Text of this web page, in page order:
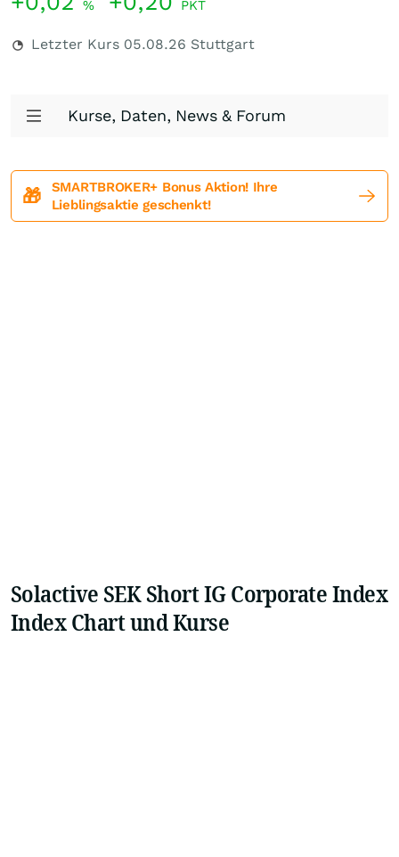
% PKT
Letzter Kurs 05.08.26 Stuttgart
Kurse, Daten, News & Forum
🎁
SMARTBROKER+ Bonus Aktion! Ihre
Lieblingsaktie geschenkt!
Solactive SEK Short IG Corporate Index
Index Chart und Kurse